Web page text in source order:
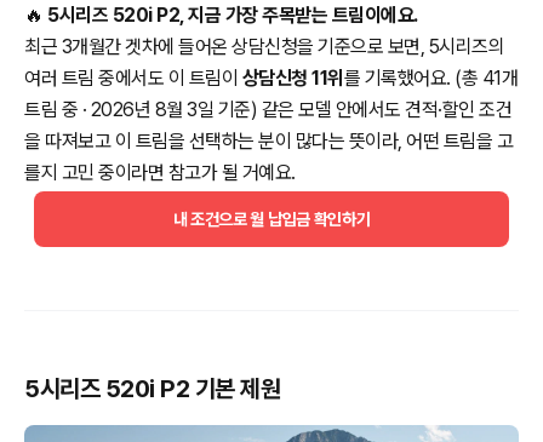
🔥 5시리즈 520i P2, 지금 가장 주목받는 트림이에요.
최근 3개월간 겟차에 들어온 상담신청을 기준으로 보면, 5시리즈의
여러 트림 중에서도 이 트림이 상담신청 11위 를 기록했어요. (총 41개
트림 중 · 2026년 8월 3일 기준) 같은 모델 안에서도 견적·할인 조건
을 따져보고 이 트림을 선택하는 분이 많다는 뜻이라, 어떤 트림을 고
를지 고민 중이라면 참고가 될 거예요.
내 조건으로 월 납입금 확인하기
5시리즈 520i P2 기본 제원